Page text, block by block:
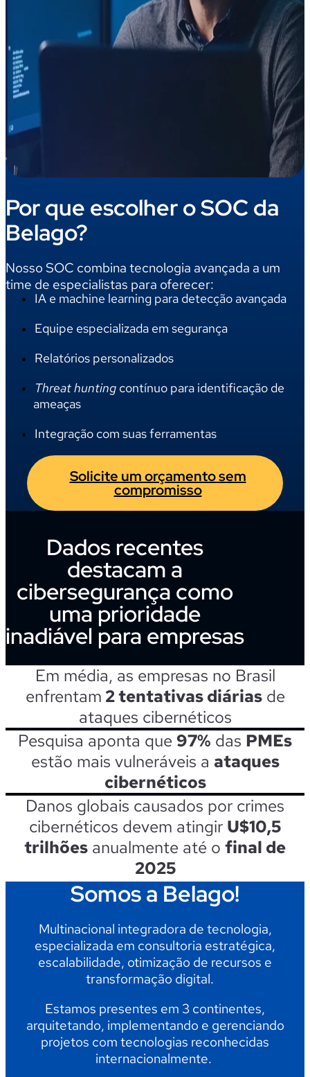
Por que escolher o SOC da
Belago?
Nosso SOC combina tecnologia avançada a um
time de especialistas para oferecer:
IA e machine learning para detecção avançada
Equipe especializada em segurança
Relatórios personalizados
Threat hunting contínuo para identificação de
ameaças
Integração com suas ferramentas
Solicite um orçamento sem
compromisso
Dados recentes
destacam a
cibersegurança como
uma prioridade
inadiável para empresas
Em média, as empresas no Brasil
enfrentam2 tentativas diáriasde
ataques cibernéticos
Pesquisa aponta que 97% das PMEs
estão mais vulneráveis a ataques
cibernéticos
Danos globais causados por crimes
cibernéticos devem atingir U$10,5
trilhões anualmente até o final de
2025
Somos a Belago!
Multinacional integradora de tecnologia,
especializada em consultoria estratégica,
escalabilidade, otimização de recursos e
transformação digital.
Estamos presentes em 3 continentes,
arquitetando, implementando e gerenciando
projetos com tecnologias reconhecidas
internacionalmente.